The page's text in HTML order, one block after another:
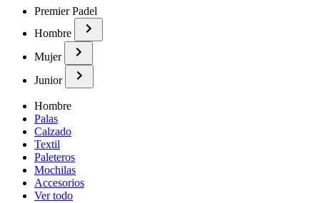
Premier Padel
Hombre
Mujer
Junior
Hombre
Palas
Calzado
Textil
Paleteros
Mochilas
Accesorios
Ver todo